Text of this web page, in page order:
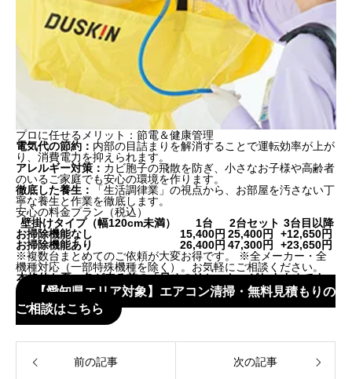
プロに任せるメリット：節電＆健康管理
電気代の節約： 内部の目詰まりを解消することで運転効率が上が
り、消費電力を抑えられます。
アレルギー対策： カビ胞子の飛散を防ぎ、小さなお子様や高齢者
のいるご家庭でも安心の環境を作ります。
徹底した養生：
「生活調律業」の視点から、お部屋を汚さない丁
寧な養生と作業を徹底します。
安心の料金プラン（税込）
壁掛けタイプ（幅120cm未満）
1台 2台セット 3台目以降
お掃除機能なし
15,400円 25,400円
+12,650円
お掃除機能あり
26,400円 47,300円
+23,650円
※複数台まとめてのご依頼が大変お得です。 ※全メーカー・全
機種対応（一部特殊機種を除く）。お気軽にご相談ください。
本格的な夏・冬が来る前の「早めのリセット」がおすすめです。
【愛知県エリア対象】エアコン清掃・無料見積もりの
ご相談はこちら
前の記事 次の記事